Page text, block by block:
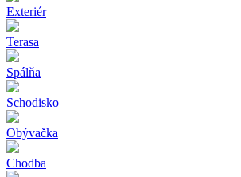
Exteriér
Terasa
Spálňa
Schodisko
Obývačka
Chodba